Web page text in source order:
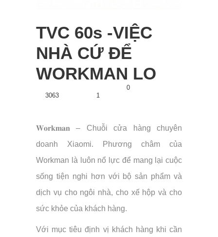
TVC 60s -VIỆC
NHÀ CỨ ĐỂ
WORKMAN LO
0
3063
1
𝐖𝐨𝐫𝐤𝐦𝐚𝐧 – Chuỗi cửa hàng chuyên
doanh Xiaomi. Phương châm của
Workman là luôn nổ lực để mang lại cuộc
sống tiện nghi hơn với bộ sản phẩm và
dịch vụ cho ngôi nhà, cho xế hộp và cho
sức khỏe của khách hàng.
Với mục tiêu định vị khách hàng khi cần